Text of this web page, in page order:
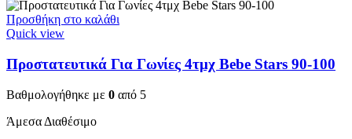
Προσθήκη στο καλάθι
Quick view
Προστατευτικά Για Γωνίες 4τμχ Bebe Stars 90-100
Βαθμολογήθηκε με 0 από 5
Άμεσα Διαθέσιμο